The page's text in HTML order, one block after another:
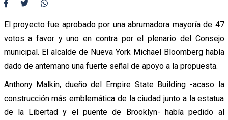
El proyecto fue aprobado por una abrumadora mayoría de 47
votos a favor y uno en contra por el plenario del Consejo
municipal. El alcalde de Nueva York Michael Bloomberg había
dado de antemano una fuerte señal de apoyo a la propuesta.
Anthony Malkin, dueño del Empire State Building -acaso la
construcción más emblemática de la ciudad junto a la estatua
de la Libertad y el puente de Brooklyn- había pedido al